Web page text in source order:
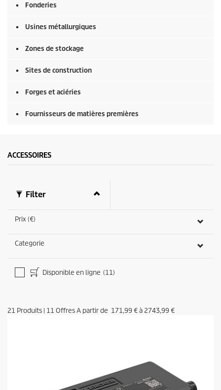
Fonderies
Usines métallurgiques
Zones de stockage
Sites de construction
Forges et aciéries
Fournisseurs de matières premières
ACCESSOIRES
Filter
Prix (€)
Categorie
Disponible en ligne (11)
21 Produits | 11Offres A partir de 171,99 €à 2743,99 €